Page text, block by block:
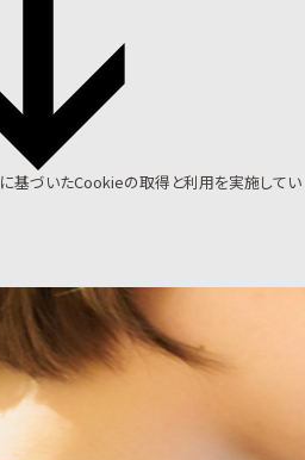
に基づいたCookieの取得と利用を実施してい